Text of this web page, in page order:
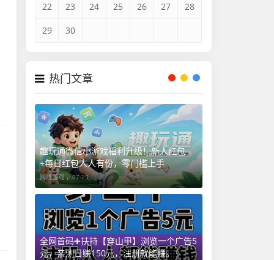
22 23 24 25 26 27 28
29 30
热门文章
趣玩通微信小游戏福利升级！新人红包
+每日红包人人有份，零门槛上手
网赚游戏 ，07-29
全网首码➕扶持【穿山甲】浏览一个广告5
元，亲测日赚150元，注册就能赚。